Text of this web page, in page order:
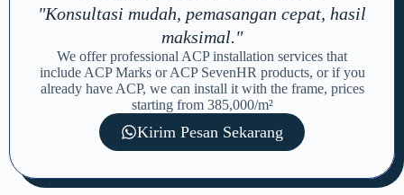
"Konsultasi mudah, pemasangan cepat, hasil
maksimal."
We offer professional ACP installation services that
include ACP Marks or ACP SevenHR products, or if you
already have ACP, we can install it with the frame, prices
starting from 385,000/m²
Kirim Pesan Sekarang